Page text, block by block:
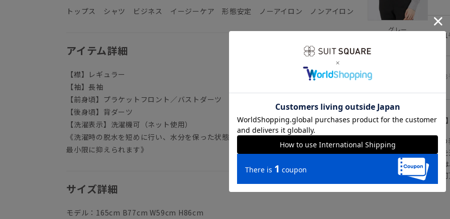
トップス シャツ ビジネス イージーケア 形態安定 ノーアイロン ノンアイロン
アイテム詳細
【襟】レギュラー
【袖】長袖
【前身頃】プラケットフロント／バストダーツ
【後身頃】背ダーツ
【洗濯表示】洗濯機可（ネット使用）
《洗濯時の脱水を短めに行い、水分を保った状態で形を整えつり干しすることで、シワが
最小限に抑えられます》
サイズ詳細
モデル：165cm B77cm W59cm H86cm
グレー
【 アイコンについて
注文画面でお急ぎ発送
さらにメルマガ会員様
正商品の場合は対応不
詳しくはこちら